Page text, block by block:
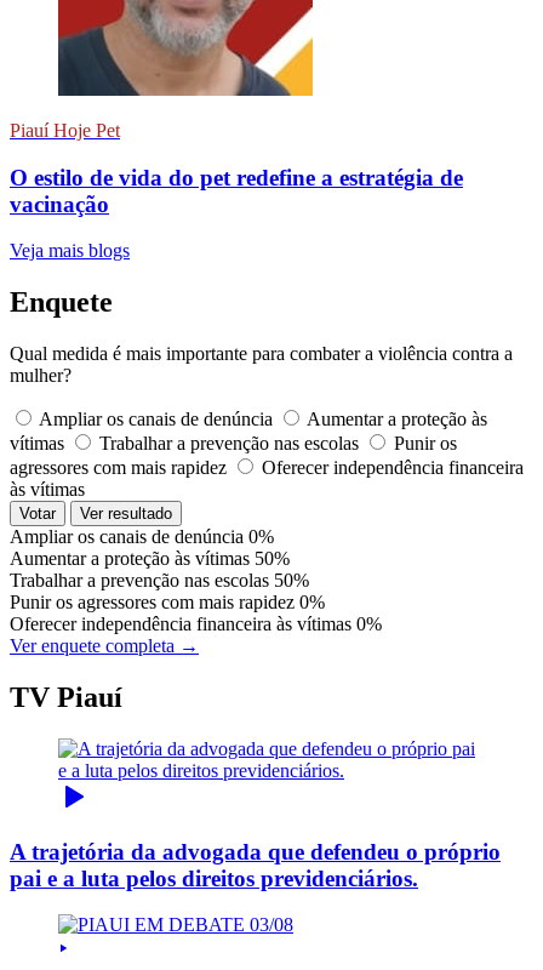
Piauí Hoje Pet
O estilo de vida do pet redefine a estratégia de
vacinação
Veja mais blogs
Enquete
Qual medida é mais importante para combater a violência contra a
mulher?
Ampliar os canais de denúncia
Aumentar a proteção às
vítimas
Trabalhar a prevenção nas escolas
Punir os
agressores com mais rapidez
Oferecer independência financeira
às vítimas
Votar Ver resultado
Ampliar os canais de denúncia 0%
Aumentar a proteção às vítimas 50%
Trabalhar a prevenção nas escolas 50%
Punir os agressores com mais rapidez 0%
Oferecer independência financeira às vítimas 0%
Ver enquete completa →
TV Piauí
A trajetória da advogada que defendeu o próprio
pai e a luta pelos direitos previdenciários.